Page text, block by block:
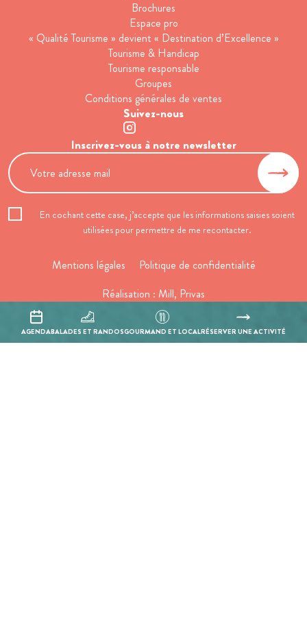
AGENDABALADES ET RANDOSGOURMAND ET LOCALRÉSERVER UNE ACTIVITÉ
Brochures
Espace pro
« Qualité Tourisme » devient « Destination d’Excellence »
Tourisme & Handicap
Tourisme responsable
Groupes
Conditions générales de ventes
Suivez-nous
Inscrivez-vous à notre newsletter
En cochant cette case, j’accepte que les informations saisies soient
utilisées pour permettre de me recontacter.
Mentions légales
Politique de confidentialité
Réalisation : Mill, Privas